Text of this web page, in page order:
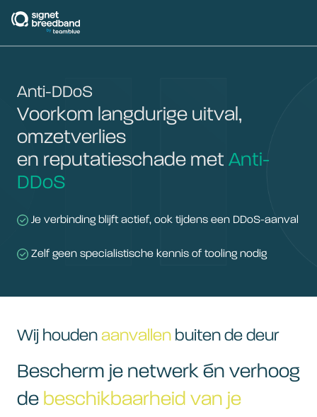
signetbreedband
Anti-DDoS
Voorkom langdurige uitval,
omzetverlies
en reputatieschade met Anti-
DDoS
Je verbinding blijft actief, ook tijdens een DDoS-aanval
Zelf geen specialistische kennis of tooling nodig
Wij houden aanvallen buiten de deur
Bescherm je netwerk én verhoog
de beschikbaarheid van je